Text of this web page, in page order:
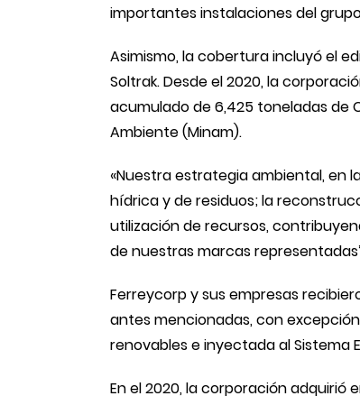
importantes instalaciones del
Asimismo, la cobertura incluyó el
Soltrak. Desde el 2020, la
acumulado de 6,425 toneladas de
Ambiente (Minam).
«Nuestra estrategia ambiental, en
hídrica y de residuos; la
utilización de recursos,
de nuestras marcas
Ferreycorp y sus empresas
antes mencionadas, con
renovables e inyectada al Sistema
En el 2020, la corporación adquirió